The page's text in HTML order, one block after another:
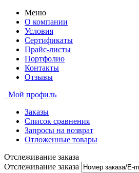
Меню
О компании
Условия
Сертификаты
Прайс-листы
Портфолио
Контакты
Отзывы
Мой профиль
Заказы
Список сравнения
Запросы на возврат
Отложенные товары
Отслеживание заказа
Отслеживание заказа